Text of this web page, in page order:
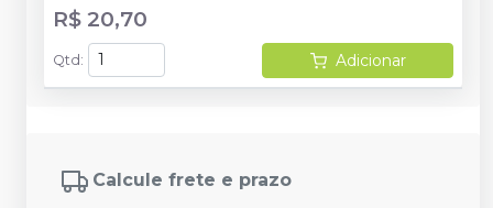
R$ 20,70
Qtd : Adicionar
Calcule frete e prazo